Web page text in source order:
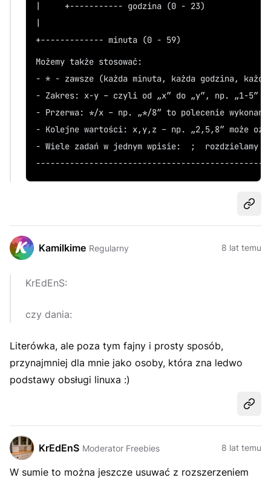
|     +----------- godzina (0 - 23)
|
+------------- minuta (0 - 59)
Możemy także stosować:
- * - zawsze (każda minuta, każda godzina,
- Zakres: x-y – czyli od „x” do „y”, np. „1-5”
- Przerwa: */x – np. „*/8” to polecenie
- Kolejne wartości: x,y,z – np. „2,5,8” może
- Wiele zadań w jednym wpisie:  ;  rozdzielamy
Kamilkime Regularny 8 lat temu
KrEdEnS:
czy dania:
Literówka, ale poza tym fajny i prosty sposób,
przynajmniej dla mnie jako osoby, która zna ledwo
podstawy obsługi linuxa :)
KrEdEnS Moderator Freebies 8 lat temu
W sumie to można jeszcze usuwać z rozszerzeniem